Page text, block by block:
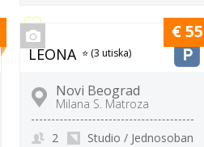
LEONA ⭐ (3 utiska)
Novi Beograd
Milana S. Matroza
Studio / Jednosoban
2
€ 55